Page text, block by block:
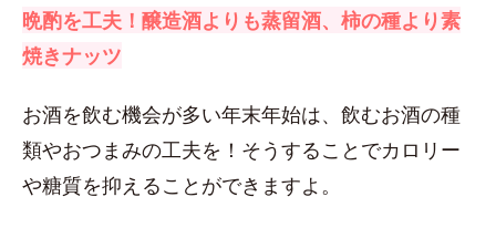
晩酌を工夫！醸造酒よりも蒸留酒、柿の種より素
焼きナッツ
お酒を飲む機会が多い年末年始は、飲むお酒の種
類やおつまみの工夫を！そうすることでカロリー
や糖質を抑えることができますよ。